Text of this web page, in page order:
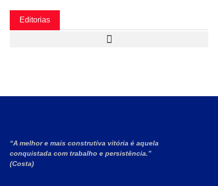
Editorias
“A melhor e mais construtiva vitória é aquela
conquistada com trabalho e persistência.”
(Costa)